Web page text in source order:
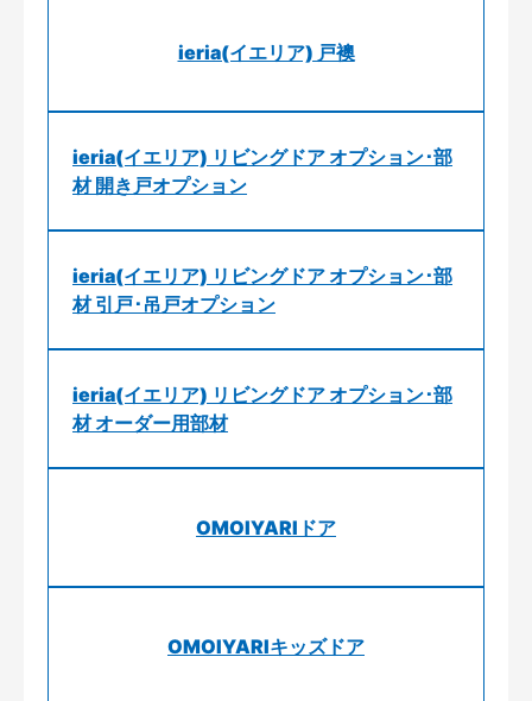
ieria(イエリア) 戸襖
ieria(イエリア) リビングドア オプション･部
材 開き戸オプション
ieria(イエリア) リビングドア オプション･部
材 引戸･吊戸オプション
ieria(イエリア) リビングドア オプション･部
材 オーダー用部材
OMOIYARIドア
OMOIYARIキッズドア